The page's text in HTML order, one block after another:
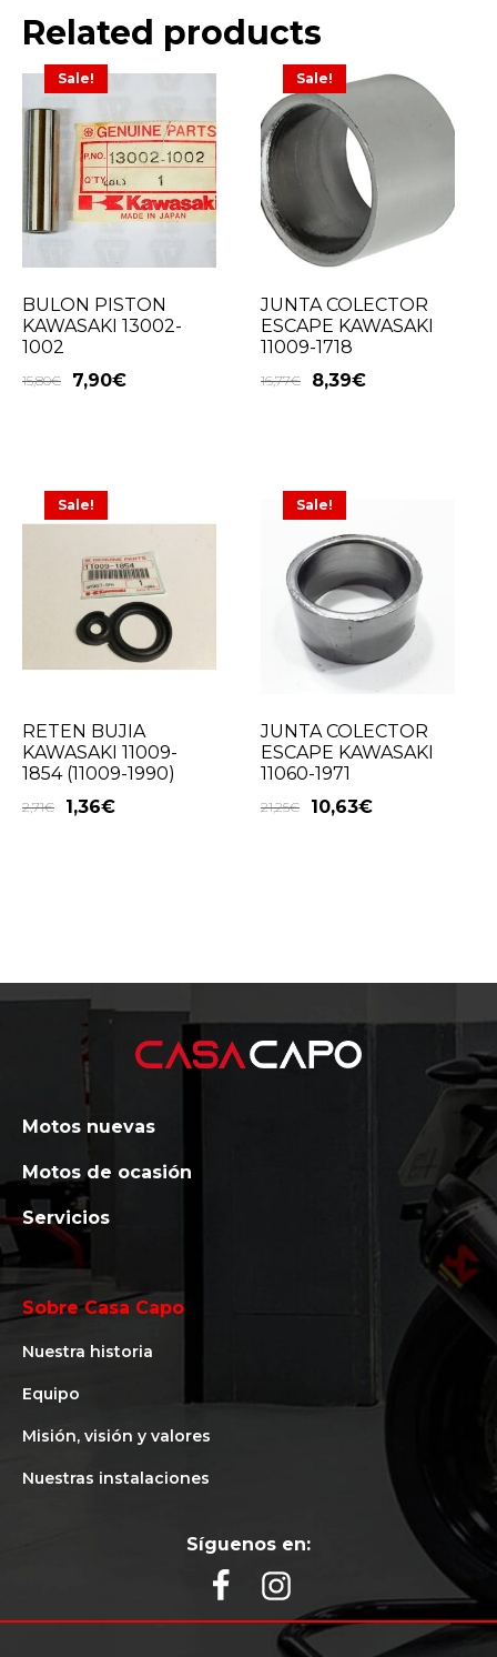
Related products
Sale!
BULON PISTON
KAWASAKI 13002-
1002
15,80€ 7,90€
Sale!
JUNTA COLECTOR
ESCAPE KAWASAKI
11009-1718
16,77€ 8,39€
Sale!
RETEN BUJIA
KAWASAKI 11009-
1854 (11009-1990)
2,71€ 1,36€
Sale!
JUNTA COLECTOR
ESCAPE KAWASAKI
11060-1971
21,25€ 10,63€
Motos nuevas
Motos de ocasión
Servicios
Sobre Casa Capo
Nuestra historia
Equipo
Misión, visión y valores
Nuestras instalaciones
Síguenos en: